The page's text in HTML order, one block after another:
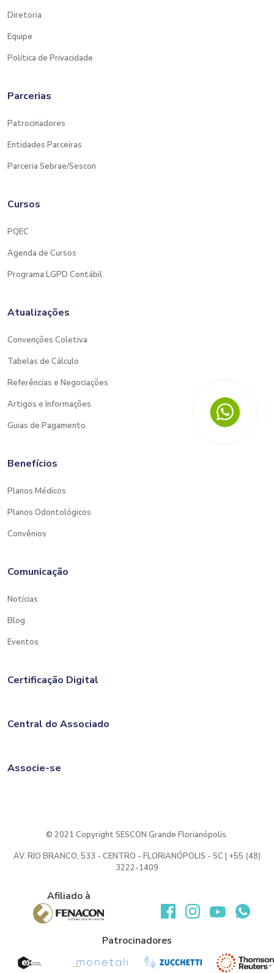
Diretoria
Equipe
Política de Privacidade
Parcerias
Patrocinadores
Entidades Parceiras
Parceria Sebrae/Sescon
Cursos
PQEC
Agenda de Cursos
Programa LGPD Contábil
Atualizações
Convenções Coletiva
Tabelas de Cálculo
Referências e Negociações
Artigos e Informações
Guias de Pagamento
Benefícios
Planos Médicos
Planos Odontológicos
Convênios
Comunicação
Notícias
Blog
Eventos
Certificação Digital
Central do Associado
Associe-se
© 2021 Copyright SESCON Grande Florianópolis.
AV. RIO BRANCO, 533 - CENTRO - FLORIANÓPOLIS - SC | +55 (48)
3222-1409
Afiliado à
Desenvolvido por:
Patrocinadores